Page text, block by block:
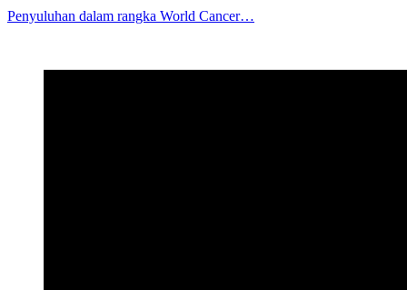
Penyuluhan dalam rangka World Cancer…